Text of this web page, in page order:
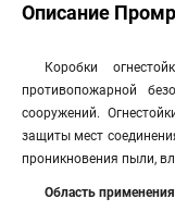
Описание
Коробки
противопожарной
сооружений.
защиты мест
проникновения пыли,
Область